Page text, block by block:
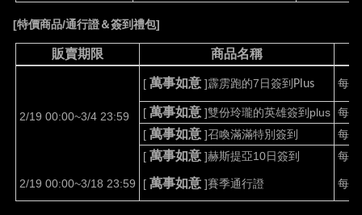
[特價商品/通行證＆簽到禮包]
販賣期限 商品名稱
2/19 00:00~3/4 23:59
[萬事如意 ]霹雳跑的7日簽到Plus 每
[ 萬事如意 ]雙份玲瓏的英雄簽到plus 每
[ 萬事如意 ]召喚滿滿特別簽到
每
[ 萬事如意 ]赫斯提亞10日簽到 每
2/19 00:00~3/18 23:59 [ 萬事如意 ]賽季通行證 每